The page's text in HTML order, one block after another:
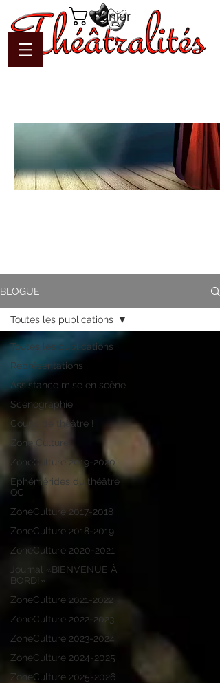
Panier
BLOGUE
Toutes les publications
Représentations
Assistance mise en scène
Scénographie
Coups de théâtre !
Zone Culture
ZoneCulture 2019-2020
Éphémérides du théâtre
QC
ZoneCulture 2017-2018
ZoneCulture 2018-2019
ZoneCulture 2020-2021
Journal «BIENVENUE À
BORD!»
ZoneCulture 2021-2022
ZoneCulture 2022-2023
ZoneCulture 2023-2024
ZoneCulture 2024-2025
ZoneCulture 2025-2026
Toutes les publications